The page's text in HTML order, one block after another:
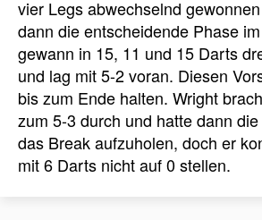
vier Legs abwechselnd
dann die entscheidende Phase
gewann in 15, 11 und 15 Darts
und lag mit 5-2 voran. Diesen
bis zum Ende halten. Wright
zum 5-3 durch und hatte dann
das Break aufzuholen, doch er
mit 6 Darts nicht auf 0 stellen.